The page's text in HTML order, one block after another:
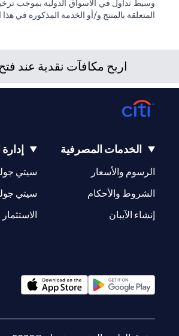
المتعلقة بالمنتج و/أو الخدمة المذكورة في
اربح مكافآت نقدية عند
الخدمات المصرفية
الرسوم والأسعار
الشروط والأحكام
إنشاء الآيبان
إدارة
سيتي
سيتي
الاستثمار